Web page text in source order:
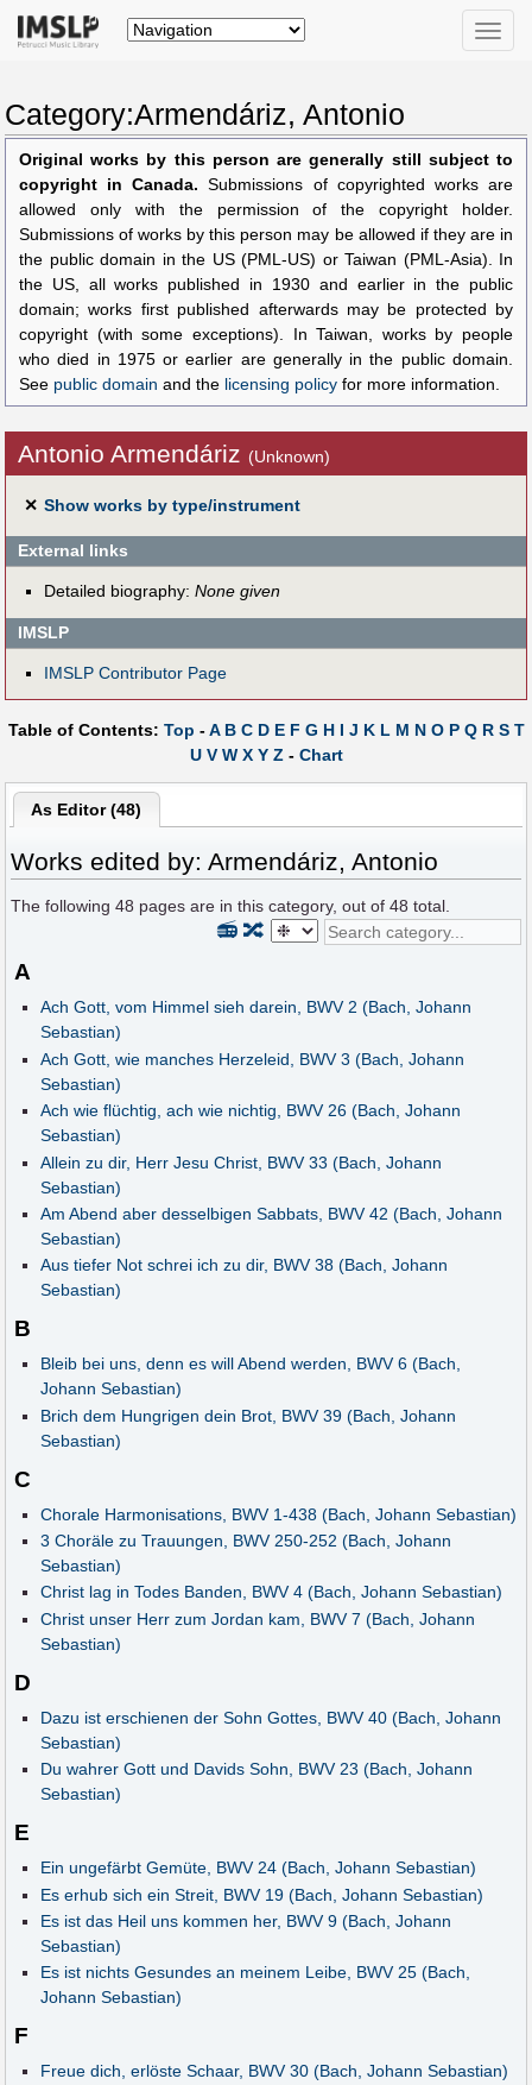
Toggle
Category:Armendáriz, Antonio
Original works by this person are generally still subject to
copyright in Canada. Submissions of copyrighted works are
allowed only with the permission of the copyright holder.
Submissions of works by this person may be allowed if they are in
the public domain in the US (PML-US) or Taiwan (PML-Asia). In
the US, all works published in 1930 and earlier in the public
domain; works first published afterwards may be protected by
copyright (with some exceptions). In Taiwan, works by people
who died in 1975 or earlier are generally in the public domain.
See public domain and the licensing policy for more information.
Antonio Armendáriz (Unknown)
✕ Show works by type/instrument
External links
Detailed biography: None given
IMSLP
IMSLP Contributor Page
Table of Contents: Top -A B C D E F G H I J K L M N O P Q R S T
U V W X Y Z - Chart
As Editor (48)
Works edited by: Armendáriz, Antonio
The following48 pages are in this category, out of48 total.
🔀
📻
A
Ach Gott, vom Himmel sieh darein, BWV 2 (Bach, Johann
Sebastian)
Ach Gott, wie manches Herzeleid, BWV 3 (Bach, Johann
Sebastian)
Ach wie flüchtig, ach wie nichtig, BWV 26 (Bach, Johann
Sebastian)
Allein zu dir, Herr Jesu Christ, BWV 33 (Bach, Johann
Sebastian)
Am Abend aber desselbigen Sabbats, BWV 42 (Bach, Johann
Sebastian)
Aus tiefer Not schrei ich zu dir, BWV 38 (Bach, Johann
Sebastian)
B
Bleib bei uns, denn es will Abend werden, BWV 6 (Bach,
Johann Sebastian)
Brich dem Hungrigen dein Brot, BWV 39 (Bach, Johann
Sebastian)
C
Chorale Harmonisations, BWV 1-438 (Bach, Johann Sebastian)
3 Choräle zu Trauungen, BWV 250-252 (Bach, Johann
Sebastian)
Christ lag in Todes Banden, BWV 4 (Bach, Johann Sebastian)
Christ unser Herr zum Jordan kam, BWV 7 (Bach, Johann
Sebastian)
D
Dazu ist erschienen der Sohn Gottes, BWV 40 (Bach, Johann
Sebastian)
Du wahrer Gott und Davids Sohn, BWV 23 (Bach, Johann
Sebastian)
E
Ein ungefärbt Gemüte, BWV 24 (Bach, Johann Sebastian)
Es erhub sich ein Streit, BWV 19 (Bach, Johann Sebastian)
Es ist das Heil uns kommen her, BWV 9 (Bach, Johann
Sebastian)
Es ist nichts Gesundes an meinem Leibe, BWV 25 (Bach,
Johann Sebastian)
F
Freue dich, erlöste Schaar, BWV 30 (Bach, Johann Sebastian)